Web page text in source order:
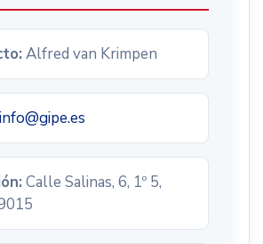
Alfred van Krimpen
info@gipe.es
Calle Salinas, 6, 1º 5,